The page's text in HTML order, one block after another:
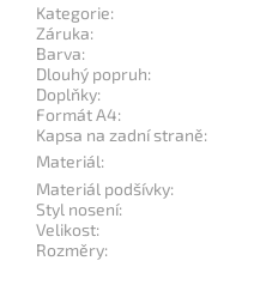
Kategorie:
Záruka:
Barva:
Dlouhý popruh:
Doplňky:
Formát A4:
Kapsa na zadní straně:
Materiál:
Materiál podšívky:
Styl nosení:
Velikost:
Rozměry: